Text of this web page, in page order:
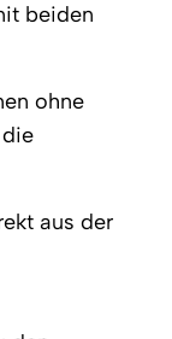
beiden
ohne
aus der